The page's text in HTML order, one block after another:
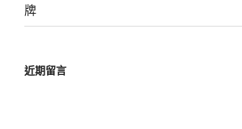
牌
近期留言